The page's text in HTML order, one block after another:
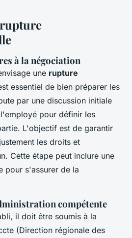
à la négociation
une rupture
essentiel de bien préparer les
par une discussion initiale
pour définir les
L'objectif est de garantir
les droits et
Cette étape peut inclure une
pour s'assurer de la
compétente
il doit être soumis à la
(Direction régionale des